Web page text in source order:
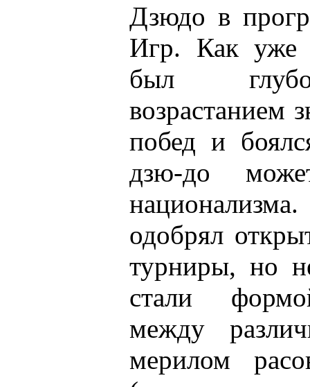
Дзюдо в
Игр. Как уже
был
возрастанием
побед и
дзю-до
одобрял
турниры, но
стали
между
мерилом